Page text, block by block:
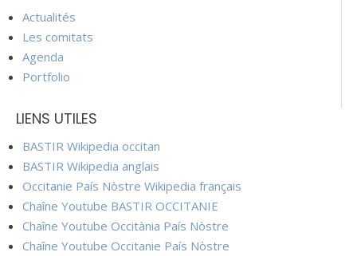
Actualités
Les comitats
Agenda
Portfolio
LIENS UTILES
BASTIR Wikipedia occitan
BASTIR Wikipedia anglais
Occitanie País Nòstre Wikipedia français
Chaîne Youtube BASTIR OCCITANIE
Chaîne Youtube Occitània País Nòstre
Chaîne Youtube Occitanie País Nòstre